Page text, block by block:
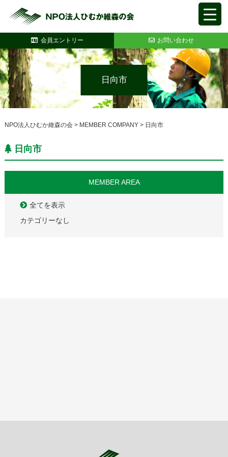
会員エントリー お問い合わせ
日向市
NPO法人ひむか維森の会> MEMBER COMPANY> 日向市
MEMBER AREA
全てを表示
カテゴリーなし
日向市